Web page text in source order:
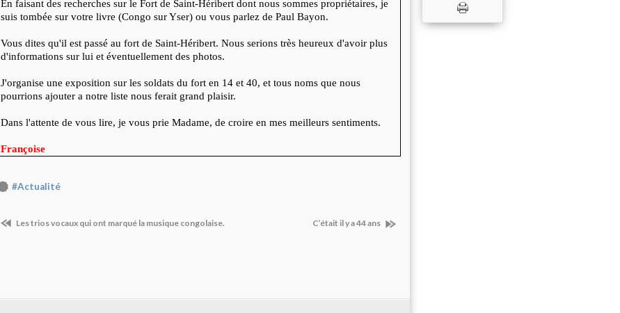
En faisant des recherches sur le Fort de Saint-Héribert dont nous sommes propriétaires, je
suis tombée sur votre livre (Congo sur Yser) ou vous parlez de Paul Bayon.
Vous dites qu'il est passé au fort de Saint-Héribert. Nous serions très heureux d'avoir plus
d'informations sur lui et éventuellement des photos.
J'organise une exposition sur les soldats du fort en 14 et 40, et tous noms que nous
pourrions ajouter a notre liste nous ferait grand plaisir.
Dans l'attente de vous lire, je vous prie Madame, de croire en mes meilleurs sentiments.
Françoise
#Actualité
Les trios vocaux qui ont marqué la musique congolaise. C’était il y a 44 ans